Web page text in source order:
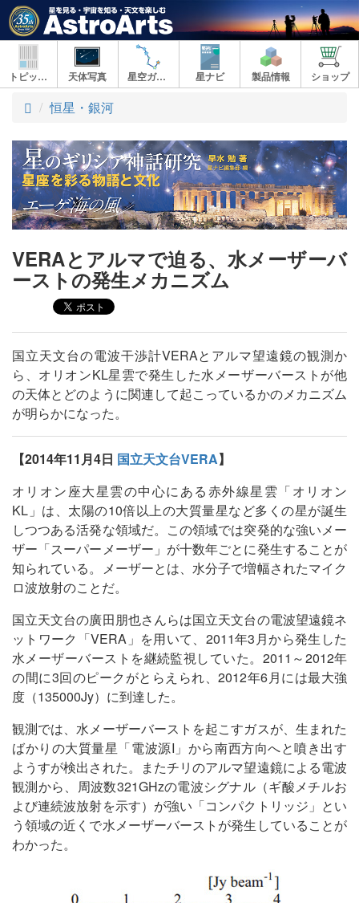
トピックス 天体写真 星空ガイド 星ナビ 製品情報 ショップ
ト
プ
恒星・銀河
VERAとアルマで迫る、水メーザーバ
ーストの発生メカニズム
国立天文台の電波干渉計VERAとアルマ望遠鏡の観測か
ら、オリオンKL星雲で発生した水メーザーバーストが他
の天体とどのように関連して起こっているかのメカニズム
が明らかになった。
【2014年11月4日 国立天文台VERA】
オリオン座大星雲の中心にある赤外線星雲「オリオン
KL」は、太陽の10倍以上の大質量星など多くの星が誕生
しつつある活発な領域だ。この領域では突発的な強いメー
ザー「スーパーメーザー」が十数年ごとに発生することが
知られている。メーザーとは、水分子で増幅されたマイク
ロ波放射のことだ。
国立天文台の廣田朋也さんらは国立天文台の電波望遠鏡ネ
ットワーク「VERA」を用いて、2011年3月から発生した
水メーザーバーストを継続監視していた。2011～2012年
の間に3回のピークがとらえられ、2012年6月には最大強
度（135000Jy）に到達した。
観測では、水メーザーバーストを起こすガスが、生まれた
ばかりの大質量星「電波源I」から南西方向へと噴き出す
ようすが検出された。またチリのアルマ望遠鏡による電波
観測から、周波数321GHzの電波シグナル（ギ酸メチルお
よび連続波放射を示す）が強い「コンパクトリッジ」とい
う領域の近くで水メーザーバーストが発生していることが
わかった。